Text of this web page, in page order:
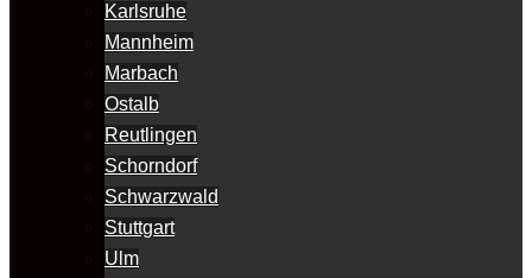
Karlsruhe
Mannheim
Marbach
Ostalb
Reutlingen
Schorndorf
Schwarzwald
Stuttgart
Ulm